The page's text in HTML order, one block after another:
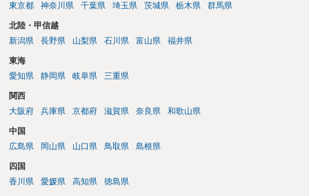
東京都
神奈川県 千葉県 埼玉県 茨城県 栃木県 群馬県
北陸・甲信越
新潟県
長野県 山梨県 石川県 富山県 福井県
東海
愛知県
静岡県 岐阜県 三重県
関西
大阪府
兵庫県 京都府 滋賀県 奈良県 和歌山県
中国
広島県
岡山県 山口県 鳥取県 島根県
四国
香川県
愛媛県 高知県 徳島県